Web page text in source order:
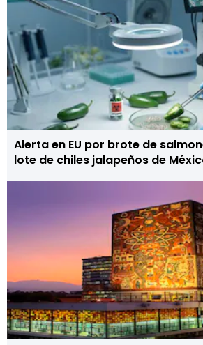
Alerta en EU por brote de
lote de chiles jalapeños de